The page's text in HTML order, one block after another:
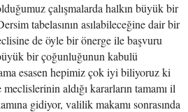
çalışmalarda halkın büyük bir
tabelasının asılabileceğine dair bir
de öyle bir önerge ile başvuru
bir çoğunluğunun kabulü
esasen hepimiz çok iyi biliyoruz ki
aldığı kararların tamamı il
gidiyor, valilik makamı sonrasında